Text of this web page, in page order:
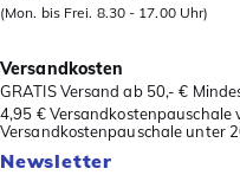
(Mon. bis Frei. 8.30 - 17.00 Uhr)
Versandkosten
GRATIS Versand ab 50,- €
4,95 €
Versandkostenpauschale unter
Newsletter